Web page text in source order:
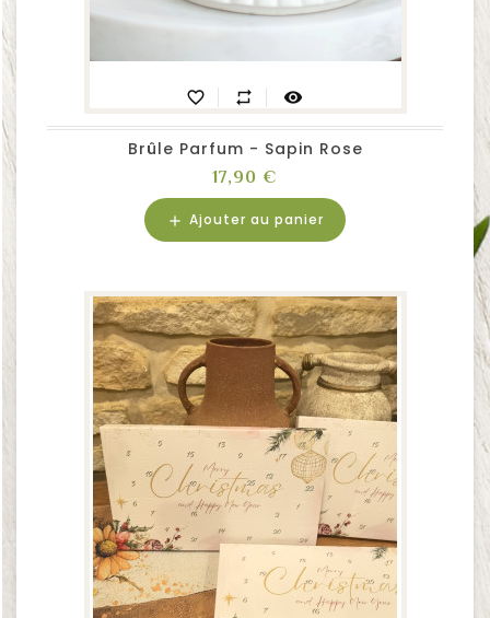
favorite_border repeat visibility
Brûle Parfum - Sapin Rose
Prix
17,90 €
add Ajouter au panier